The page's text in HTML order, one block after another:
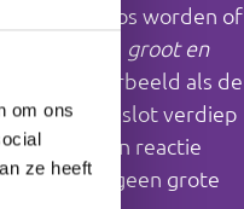
om ons
ze heeft
zeggen, boos worden of
groot en
bijvoorbeeld als de
speelt. Tot slot verdiep
actie – en reactie
geen grote